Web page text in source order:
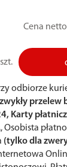
Cena
szt.
odbiorze
przelew
Karty
, Osobista
(tylko dla